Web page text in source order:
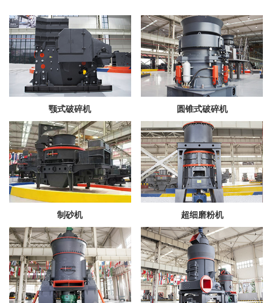
颚式破碎机 圆锥式破碎机
制砂机 超细磨粉机